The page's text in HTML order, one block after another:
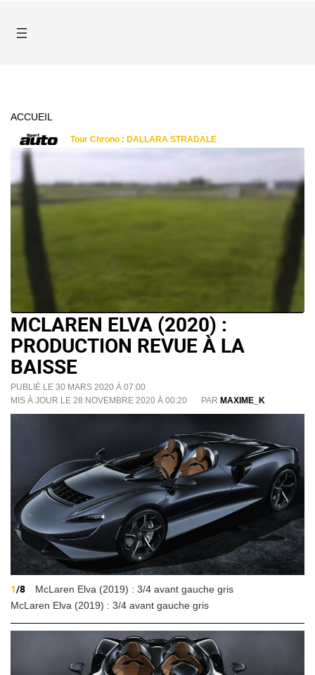
ACCUEIL
MCLAREN ELVA (2020) :
PRODUCTION REVUE À LA
BAISSE
PUBLIÉ LE 30 MARS 2020 À 07:00
MIS À JOUR LE 28 NOVEMBRE 2020 À 00:20
PAR MAXIME_K
1/8
McLaren Elva (2019) : 3/4 avant gauche gris
McLaren Elva (2019) : 3/4 avant gauche gris